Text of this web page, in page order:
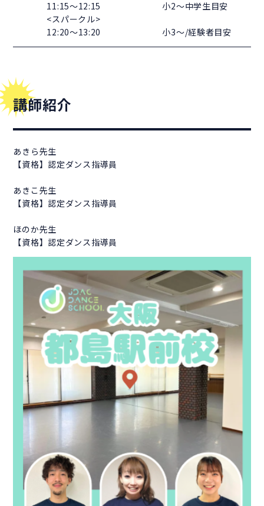
11:15～12:15
<スパークル>
12:20～13:20
小2～中学生目安
小3～/経験者目安
講師紹介
あきら先生
【資格】認定ダンス指導員
あきこ先生
【資格】認定ダンス指導員
ほのか先生
【資格】認定ダンス指導員